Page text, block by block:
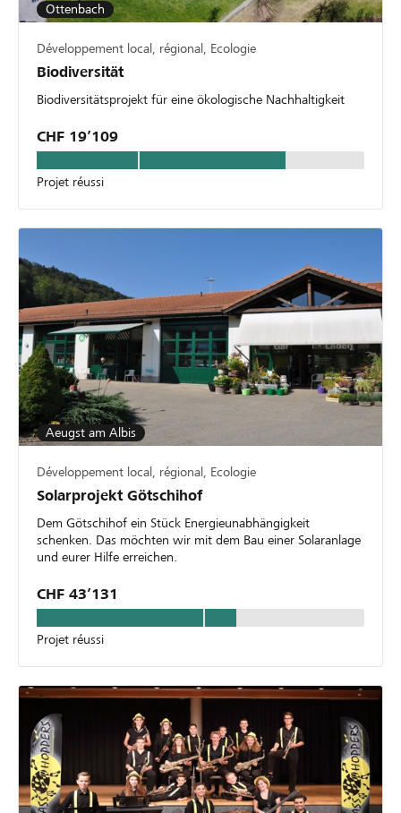
Ottenbach
Développement local, régional, Ecologie
Biodiversität
Biodiversitätsprojekt für eine ökologische Nachhaltigkeit
CHF 19’109
Projet réussi
Aeugst am Albis
Développement local, régional, Ecologie
Solarprojekt Götschihof
Dem Götschihof ein Stück Energieunabhängigkeit
schenken. Das möchten wir mit dem Bau einer Solaranlage
und eurer Hilfe erreichen.
CHF 43’131
Projet réussi